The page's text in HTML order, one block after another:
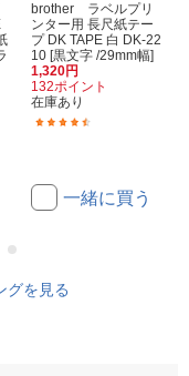
brother ラベルプリ
ンター用 長尺紙テー
プ DK TAPE 白 DK-22
10 [黒文字 /29mm幅]
1,320円
132ポイント
在庫あり
一緒に買う
グを見る